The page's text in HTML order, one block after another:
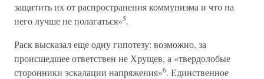
защитить их от распространения коммунизма и что на
него лучше не полагаться»5.
Раск высказал еще одну гипотезу: возможно, за
происшедшее ответствен не Хрущев, а «твердолобые
сторонники эскалации напряжения»6. Единственное